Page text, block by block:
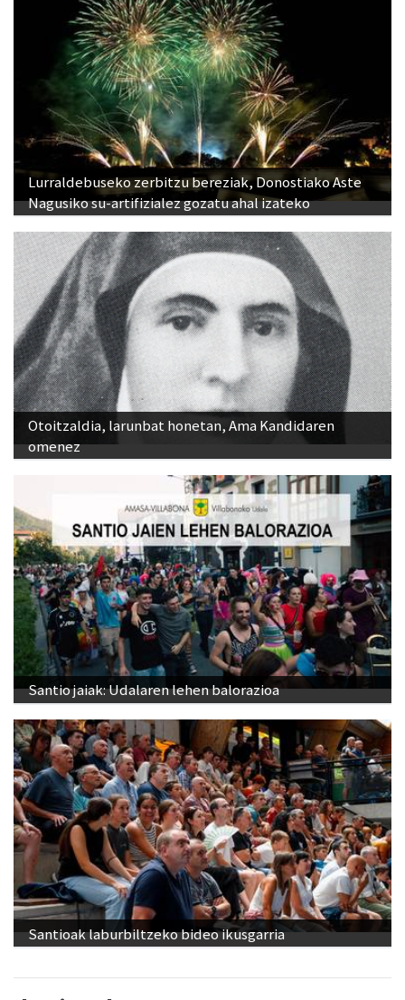
Lurraldebuseko zerbitzu bereziak, Donostiako Aste
Nagusiko su-artifizialez gozatu ahal izateko
Otoitzaldia, larunbat honetan, Ama Kandidaren
omenez
Santio jaiak: Udalaren lehen balorazioa
Santioak laburbiltzeko bideo ikusgarria